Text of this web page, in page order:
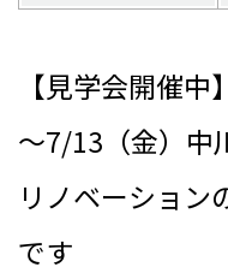
【見学会開催中
～7/13（金）中
リノベーション
です